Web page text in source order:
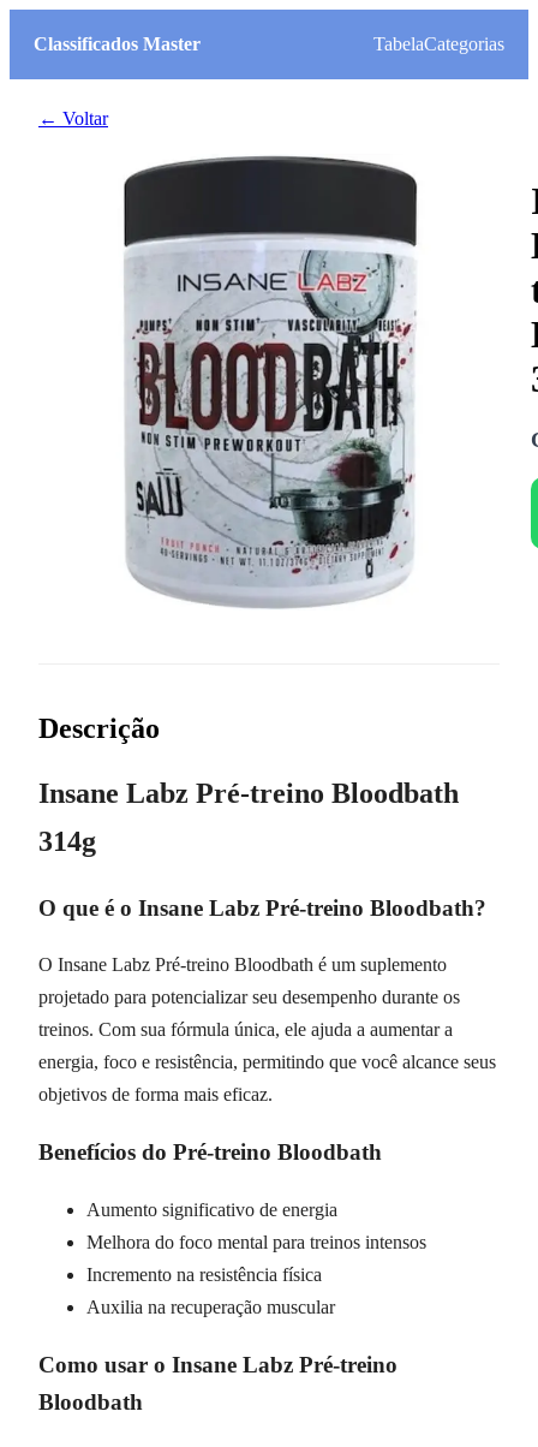
Classificados Master TabelaCategorias
← Voltar
Descrição
Insane Labz Pré-treino Bloodbath
314g
O que é o Insane Labz Pré-treino Bloodbath?
O Insane Labz Pré-treino Bloodbath é um suplemento
projetado para potencializar seu desempenho durante os
treinos. Com sua fórmula única, ele ajuda a aumentar a
energia, foco e resistência, permitindo que você alcance seus
objetivos de forma mais eficaz.
Benefícios do Pré-treino Bloodbath
Aumento significativo de energia
Melhora do foco mental para treinos intensos
Incremento na resistência física
Auxilia na recuperação muscular
Como usar o Insane Labz Pré-treino
Bloodbath